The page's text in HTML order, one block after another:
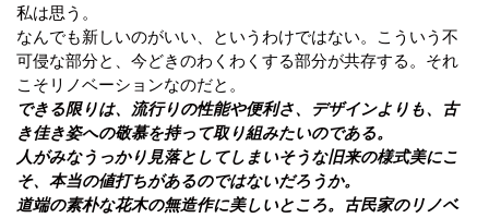
私は思う。
なんでも新しいのがいい、というわけではない。こういう不
可侵な部分と、今どきのわくわくする部分が共存する。それ
こそリノベーションなのだと 。
できる限りは、流行りの性能や便利さ、デザインよりも、古
き佳き姿への敬慕を持って取り組みたいのである。
人がみなうっかり見落としてしまいそうな旧来の様式美にこ
そ、本当の値打ちがあるのではないだろうか。
道端の素朴な花木の無造作に美しいところ。古民家のリノベ